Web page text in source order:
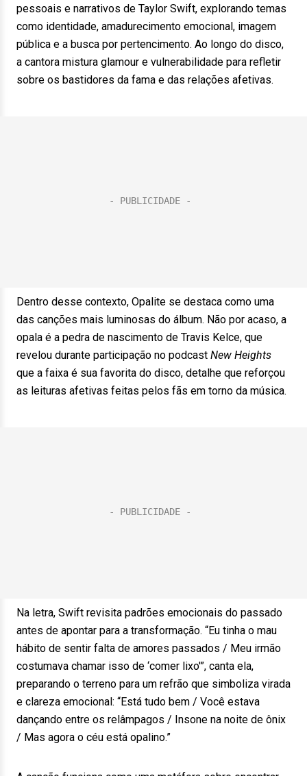
pessoais e narrativos de Taylor Swift, explorando temas
como identidade, amadurecimento emocional, imagem
pública e a busca por pertencimento. Ao longo do disco,
a cantora mistura glamour e vulnerabilidade para refletir
sobre os bastidores da fama e das relações afetivas.
Dentro desse contexto, Opalite se destaca como uma
das canções mais luminosas do álbum. Não por acaso, a
opala é a pedra de nascimento de Travis Kelce, que
revelou durante participação no podcast New Heights
que a faixa é sua favorita do disco, detalhe que reforçou
as leituras afetivas feitas pelos fãs em torno da música.
Na letra, Swift revisita padrões emocionais do passado
antes de apontar para a transformação. “Eu tinha o mau
hábito de sentir falta de amores passados / Meu irmão
costumava chamar isso de ‘comer lixo'”, canta ela,
preparando o terreno para um refrão que simboliza virada
e clareza emocional: “Está tudo bem / Você estava
dançando entre os relâmpagos / Insone na noite de ônix
/ Mas agora o céu está opalino.”